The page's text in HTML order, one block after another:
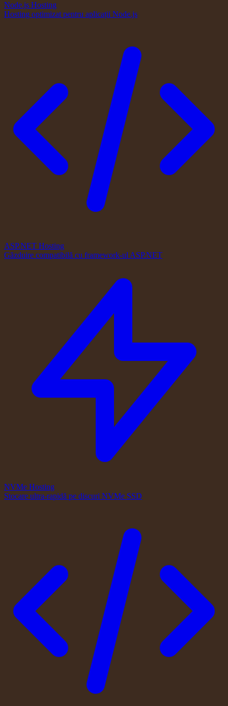
Node.js Hosting
Hosting optimizat pentru aplicații Node.js
ASP.NET Hosting
Găzduire compatibilă cu framework-ul ASP.NET
NVMe Hosting
Stocare ultra-rapidă pe discuri NVMe SSD